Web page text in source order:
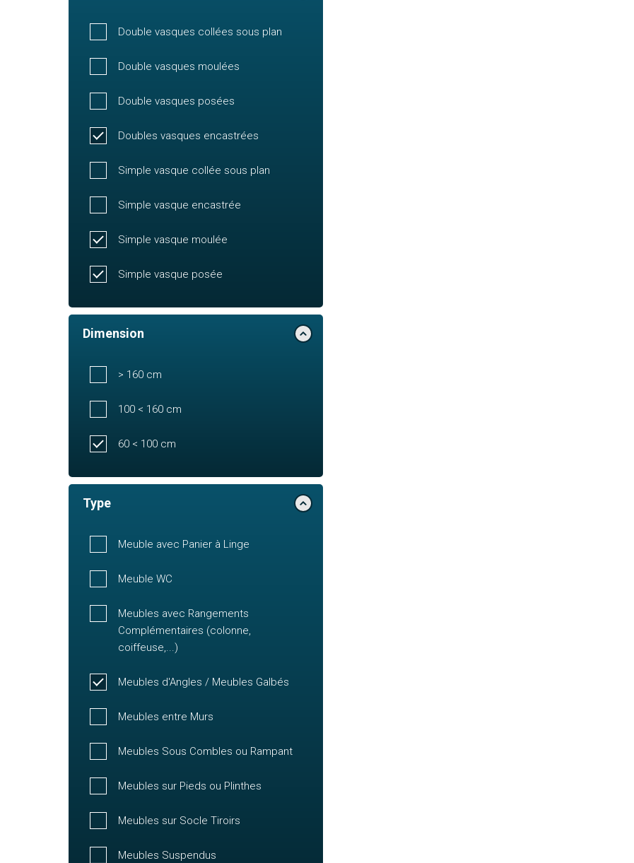
Double vasques collées sous plan
Double vasques moulées
Double vasques posées
Doubles vasques encastrées
Simple vasque collée sous plan
Simple vasque encastrée
Simple vasque moulée
Simple vasque posée
Dimension
> 160 cm
100 < 160 cm
60 < 100 cm
Type
Meuble avec Panier à Linge
Meuble WC
Meubles avec Rangements
Complémentaires (colonne,
coiffeuse,...)
Meubles d'Angles / Meubles Galbés
Meubles entre Murs
Meubles Sous Combles ou Rampant
Meubles sur Pieds ou Plinthes
Meubles sur Socle Tiroirs
Meubles Suspendus